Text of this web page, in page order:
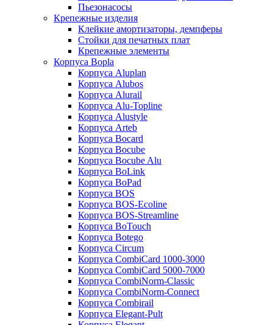
Пьезонасосы
Крепежные изделия
Клейкие амортизаторы, демпферы
Стойки для печатных плат
Крепежные элементы
Корпуса Bopla
Корпуса Aluplan
Корпуса Alubos
Корпуса Alurail
Корпуса Alu-Topline
Корпуса Alustyle
Корпуса Arteb
Корпуса Bocard
Корпуса Bocube
Корпуса Bocube Alu
Корпуса BoLink
Корпуса BoPad
Корпуса BOS
Корпуса BOS-Ecoline
Корпуса BOS-Streamline
Корпуса BoTouch
Корпуса Botego
Корпуса Circum
Корпуса CombiCard 1000-3000
Корпуса CombiCard 5000-7000
Корпуса CombiNorm-Classic
Корпуса CombiNorm-Connect
Корпуса Combirail
Корпуса Elegant-Pult